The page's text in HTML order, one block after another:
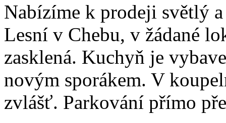
Nabízíme k prodeji světlý
Lesní v Chebu, v žádané
zasklená. Kuchyň je
novým sporákem. V
zvlášť. Parkování přímo